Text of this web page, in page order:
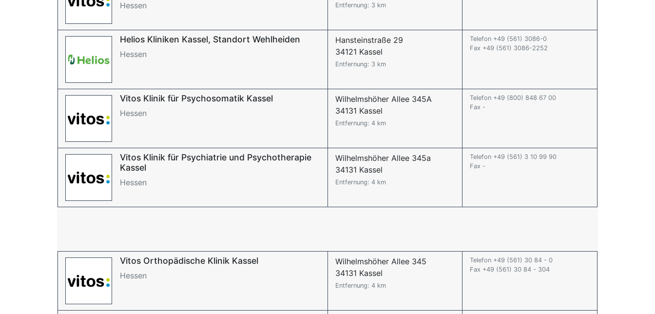
Hessen Entfernung: 3 km
Helios Kliniken Kassel, Standort Wehlheiden
Hessen
Hansteinstraße 29
34121 Kassel
Entfernung: 3 km
Telefon +49 (561) 3086-0
Fax +49 (561) 3086-2252
Vitos Klinik für Psychosomatik Kassel
Hessen
Wilhelmshöher Allee 345A
34131 Kassel
Entfernung: 4 km
Telefon +49 (800) 848 67 00
Fax -
Vitos Klinik für Psychiatrie und Psychotherapie
Kassel
Hessen
Wilhelmshöher Allee 345a
34131 Kassel
Entfernung: 4 km
Telefon +49 (561) 3 10 99 90
Fax -
Vitos Orthopädische Klinik Kassel
Hessen
Wilhelmshöher Allee 345
34131 Kassel
Entfernung: 4 km
Telefon +49 (561) 30 84 - 0
Fax +49 (561) 30 84 - 304